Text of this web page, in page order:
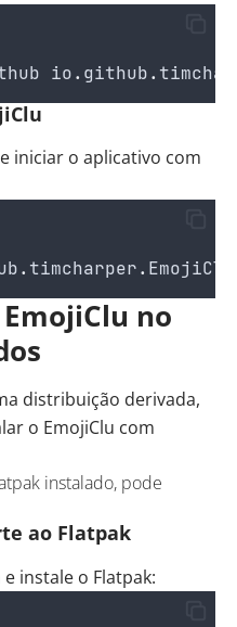
io. github.
iniciar o aplicativo com
. timcharper. EmojiClu
no
distribuição derivada,
o EmojiClu com
instalado, pode
ao Flatpak
instale o Flatpak: